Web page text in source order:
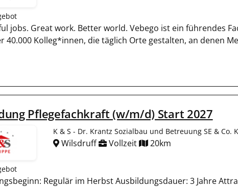
jobs. Great work. Better world. Vebego ist ein führendes
40.000 Kolleg*innen, die täglich Orte gestalten, an denen
Pflegefachkraft (w/m/d) Start 2027
K & S - Dr. Krantz Sozialbau und Betreuung SE & Co.
Wilsdruff Vollzeit 20km
Regulär im Herbst Ausbildungsdauer: 3 Jahre